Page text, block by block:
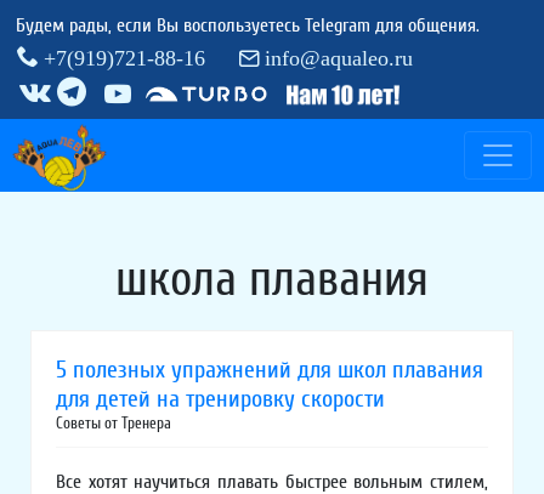
Будем рады, если Вы воспользуетесь Telegram для общения.
+7(919)721-88-16
info@aqualeo.ru
школа плавания
5 полезных упражнений для школ плавания
для детей на тренировку скорости
Советы от Тренера
Все хотят научиться плавать быстрее вольным стилем,